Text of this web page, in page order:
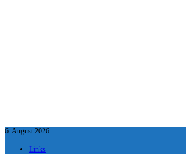
6. August 2026
Links